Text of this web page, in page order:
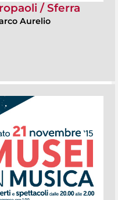
/ Sferra
Aurelio